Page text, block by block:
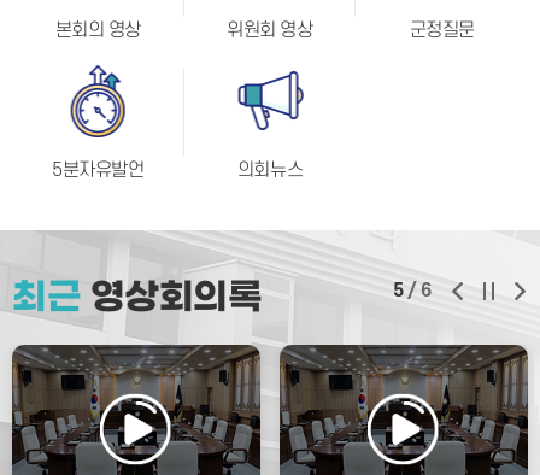
본회의 영상 위원회 영상 군정질문
5분자유발언 의회뉴스
최근 영상회의록 5/6